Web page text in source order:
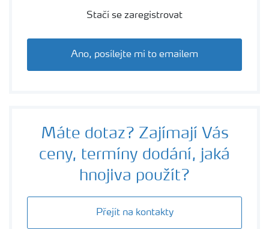
Stačí se zaregistrovat
Ano, posílejte mi to emailem
Máte dotaz? Zajímají Vás
ceny, termíny dodání, jaká
hnojiva použít?
Přejít na kontakty